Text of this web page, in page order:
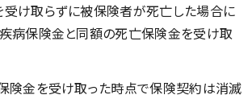
け取らずに被保険者が死亡した場合に
病保険金と同額の死亡保険金を受け取
険金を受け取った時点で保険契約は消滅